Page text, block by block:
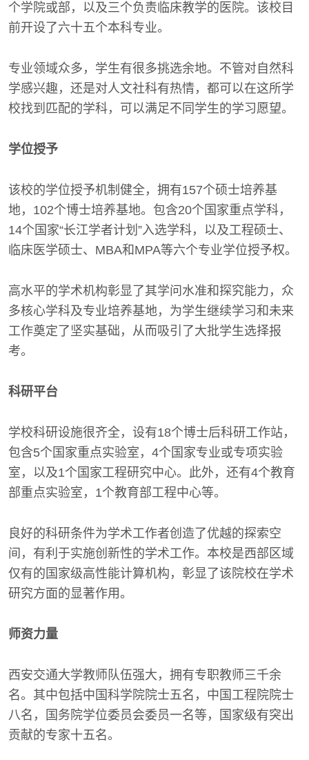
个学院或部，以及三个负责临床教学的医院。该校目
前开设了六十五个本科专业。
专业领域众多，学生有很多挑选余地。不管对自然科
学感兴趣，还是对人文社科有热情，都可以在这所学
校找到匹配的学科，可以满足不同学生的学习愿望。
学位授予
该校的学位授予机制健全，拥有157个硕士培养基
地，102个博士培养基地。包含20个国家重点学科，
14个国家“长江学者计划”入选学科，以及工程硕士、
临床医学硕士、MBA和MPA等六个专业学位授予权。
高水平的学术机构彰显了其学问水准和探究能力，众
多核心学科及专业培养基地，为学生继续学习和未来
工作奠定了坚实基础，从而吸引了大批学生选择报
考。
科研平台
学校科研设施很齐全，设有18个博士后科研工作站，
包含5个国家重点实验室，4个国家专业或专项实验
室，以及1个国家工程研究中心。此外，还有4个教育
部重点实验室，1个教育部工程中心等。
良好的科研条件为学术工作者创造了优越的探索空
间，有利于实施创新性的学术工作。本校是西部区域
仅有的国家级高性能计算机构，彰显了该院校在学术
研究方面的显著作用。
师资力量
西安交通大学教师队伍强大，拥有专职教师三千余
名。其中包括中国科学院院士五名，中国工程院院士
八名，国务院学位委员会委员一名等，国家级有突出
贡献的专家十五名。